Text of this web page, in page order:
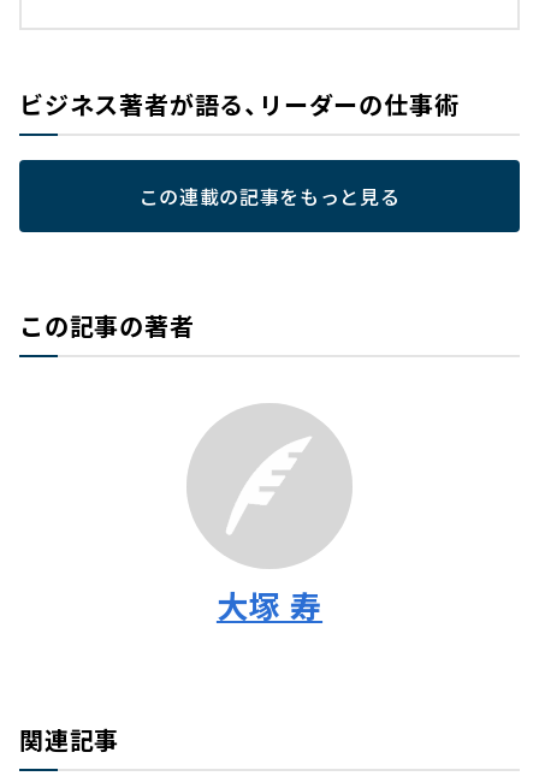
ビジネス著者が語る、リーダーの仕事術
この連載の記事をもっと見る
この記事の著者
大塚 寿
関連記事